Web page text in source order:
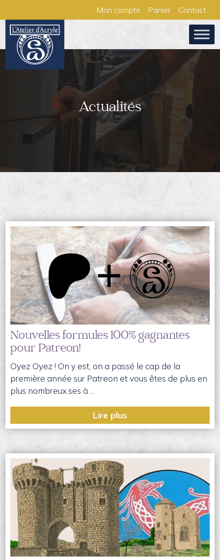
au
contenu
Mon compte Panier Contact
Actualités
Nouvelles formules 100% gagnantes
pour Patreon!
Oyez Oyez ! On y est, on a passé le cap de la
première année sur Patreon et vous êtes de plus en
plus nombreux.ses à …
Lire plus
Panneau de gestion des cookies